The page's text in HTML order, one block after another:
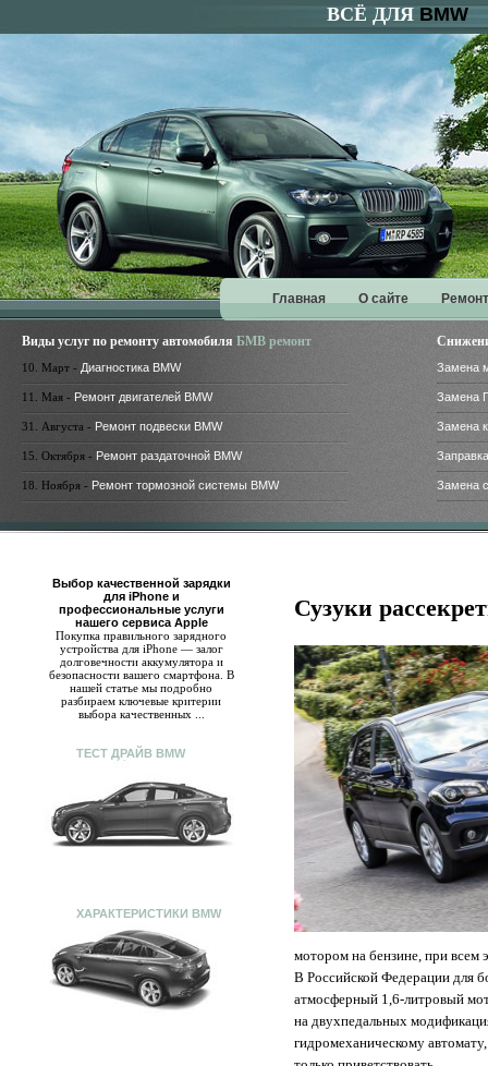
ВСЁ ДЛЯ BMW
Главная О сайте
Виды услуг по ремонту автомобиля БМВ ремонт
10. Март - Диагностика BMW
11. Мая - Ремонт двигателей BMW
31. Августа - Ремонт подвески BMW
15. Октября - Ремонт раздаточной BMW
18. Ноября - Ремонт тормозной системы BMW
Замена
Замена
Замена
Замена
Выбор качественной зарядки
для iPhone и
профессиональные услуги
нашего сервиса Apple
Покупка правильного зарядного
устройства для iPhone — залог
долговечности аккумулятора и
безопасности вашего смартфона. В
нашей статье мы подробно
разбираем ключевые критерии
выбора качественных ...
ТЕСТ ДРАЙВ BMW
ХАРАКТЕРИСТИКИ BMW
Сузуки
мотором на бензине, при всем
В Российской Федерации для
атмосферный 1,6-литровый
на двухпедальных
гидромеханическому